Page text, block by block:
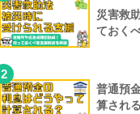
災害救
ておく
2
普通預
算され